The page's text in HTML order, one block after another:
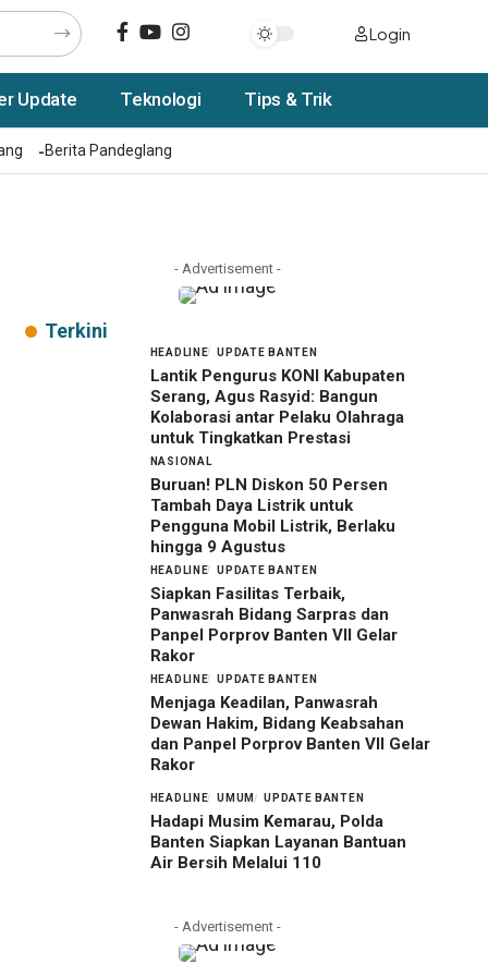
Login
Update Teknologi Tips & Trik
Berita Pandeglang
- Advertisement -
Terkini
HEADLINE UPDATE BANTEN
Lantik Pengurus KONI Kabupaten
Serang, Agus Rasyid: Bangun
Kolaborasi antar Pelaku Olahraga
untuk Tingkatkan Prestasi
NASIONAL
Buruan! PLN Diskon 50 Persen
Tambah Daya Listrik untuk
Pengguna Mobil Listrik, Berlaku
hingga 9 Agustus
HEADLINE UPDATE BANTEN
Siapkan Fasilitas Terbaik,
Panwasrah Bidang Sarpras dan
Panpel Porprov Banten VII Gelar
Rakor
HEADLINE UPDATE BANTEN
Menjaga Keadilan, Panwasrah
Dewan Hakim, Bidang Keabsahan
dan Panpel Porprov Banten VII Gelar
Rakor
HEADLINE UMUM UPDATE BANTEN
Hadapi Musim Kemarau, Polda
Banten Siapkan Layanan Bantuan
Air Bersih Melalui 110
- Advertisement -